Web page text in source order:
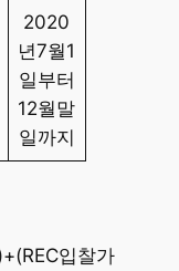
2020
년7월1
일부터
12월말
일까지
입찰가